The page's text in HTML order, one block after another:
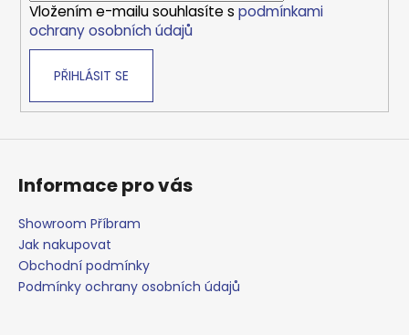
Vložením e-mailu souhlasíte s podmínkami
ochrany osobních údajů
PŘIHLÁSIT SE
Informace pro vás
Showroom Příbram
Jak nakupovat
Obchodní podmínky
Podmínky ochrany osobních údajů